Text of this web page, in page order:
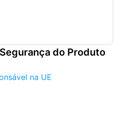
do Produto
na UE